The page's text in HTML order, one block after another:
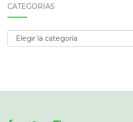
CATEGORÍAS
Categorías